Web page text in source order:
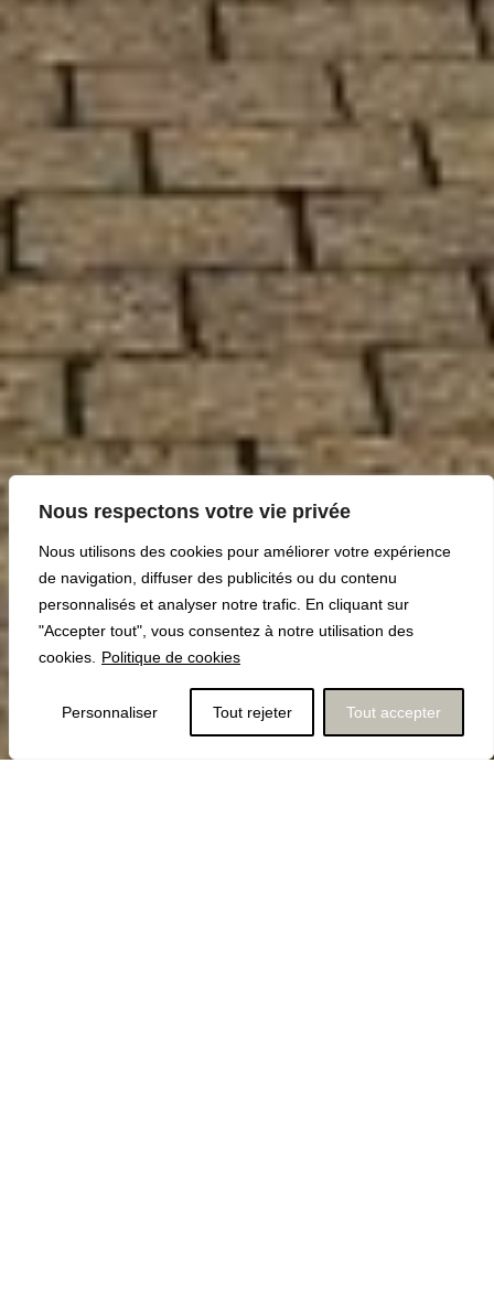
Nous respectons votre vie privée
Nous utilisons des cookies pour améliorer votre expérience
de navigation, diffuser des publicités ou du contenu
personnalisés et analyser notre trafic. En cliquant sur
"Accepter tout", vous consentez à notre utilisation des
cookies.
Politique de cookies
Personnaliser Tout rejeter Tout accepter